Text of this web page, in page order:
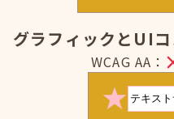
グラフィックとUI
WCAG AA：